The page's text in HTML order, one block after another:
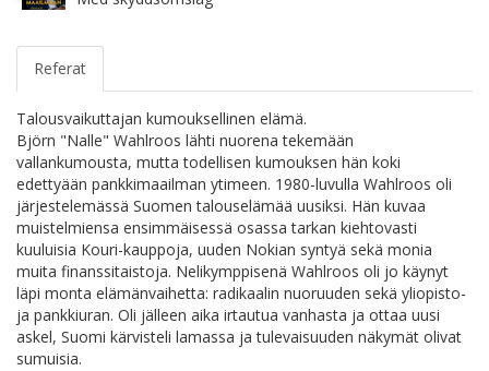
Referat
Talousvaikuttajan kumouksellinen elämä.
Björn "Nalle" Wahlroos lähti nuorena tekemään
vallankumousta, mutta todellisen kumouksen hän koki
edettyään pankkimaailman ytimeen. 1980-luvulla Wahlroos oli
järjestelemässä Suomen talouselämää uusiksi. Hän kuvaa
muistelmiensa ensimmäisessä osassa tarkan kiehtovasti
kuuluisia Kouri-kauppoja, uuden Nokian syntyä sekä monia
muita finanssitaistoja. Nelikymppisenä Wahlroos oli jo käynyt
läpi monta elämänvaihetta: radikaalin nuoruuden sekä yliopisto-
ja pankkiuran. Oli jälleen aika irtautua vanhasta ja ottaa uusi
askel, Suomi kärvisteli lamassa ja tulevaisuuden näkymät olivat
sumuisia.